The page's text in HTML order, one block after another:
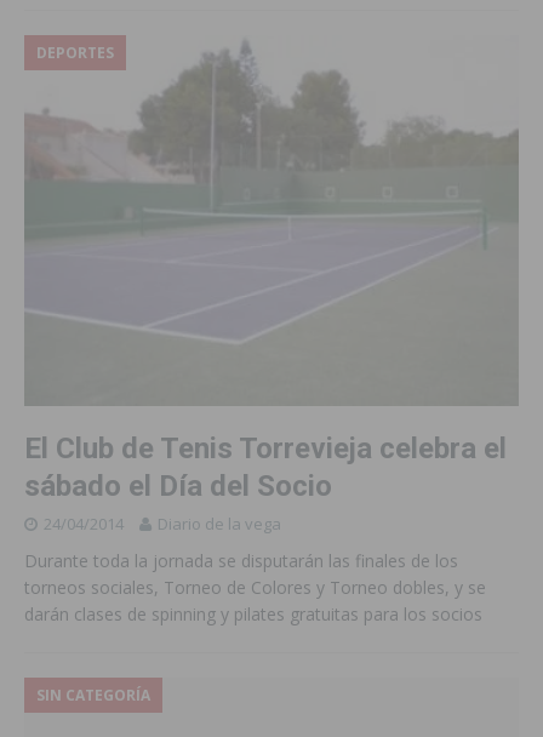
DEPORTES
El Club de Tenis Torrevieja celebra el
sábado el Día del Socio
24/04/2014 Diario de la vega
Durante toda la jornada se disputarán las finales de los
torneos sociales, Torneo de Colores y Torneo dobles, y se
darán clases de spinning y pilates gratuitas para los socios
SIN CATEGORÍA